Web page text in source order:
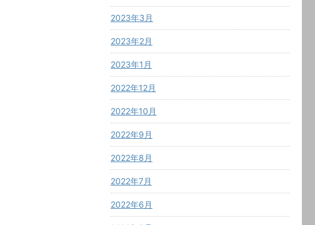
2023年3月
2023年2月
2023年1月
2022年12月
2022年10月
2022年9月
2022年8月
2022年7月
2022年6月